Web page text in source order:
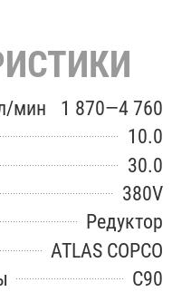
мин
1 870—4 760
10.0
30.0
380V
Редуктор
ATLAS COPCO
C90